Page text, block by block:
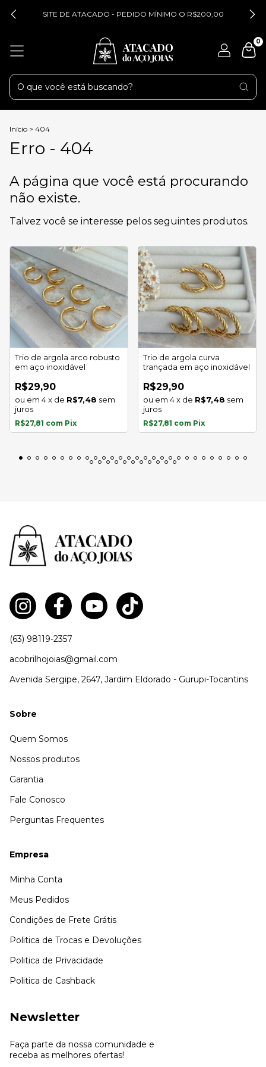
SITE DE ATACADO - PEDIDO MÍNIMO O R$200,00
0
Início > 404
Erro - 404
A página que você está procurando
não existe.
Talvez você se interesse pelos seguintes produtos.
Trio de argola arco robusto
em aço inoxidável
R$29,90
4x de R$7,48 sem
juros
R$27,81 com Pix
Trio de argola curva
trançada em aço inoxidável
R$29,90
4x de R$7,48 sem
juros
R$27,81 com Pix
(63) 98119-2357
acobrilhojoias@gmail.com
Avenida Sergipe, 2647, Jardim Eldorado - Gurupi-Tocantins
Sobre
Quem Somos
Nossos produtos
Garantia
Fale Conosco
Perguntas Frequentes
Empresa
Minha Conta
Meus Pedidos
Condições de Frete Grátis
Politica de Trocas e Devoluções
Politica de Privacidade
Politica de Cashback
Newsletter
Faça parte da nossa comunidade e
receba as melhores ofertas!